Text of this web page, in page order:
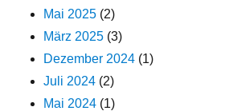
Mai 2025 (2)
März 2025 (3)
Dezember 2024 (1)
Juli 2024 (2)
Mai 2024 (1)